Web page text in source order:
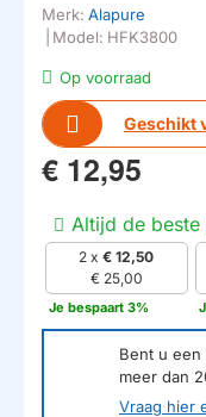
Op voorraad
Geschikt
Merk: Alapure
Model: HFK3800
€ 12,95
Altijd de beste
2 x€ 12,50
€ 25,00
Je bespaart 3%
Bent u
meer dan
Vraag hier